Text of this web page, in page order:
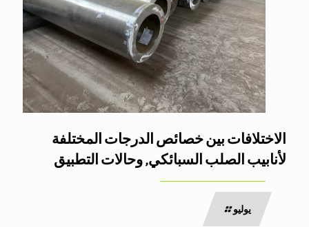
الاختلافات بين خصائص الدرجات المختلفة
لأنابيب الصلب السبائكي, وحالات التطبيق
يوليو